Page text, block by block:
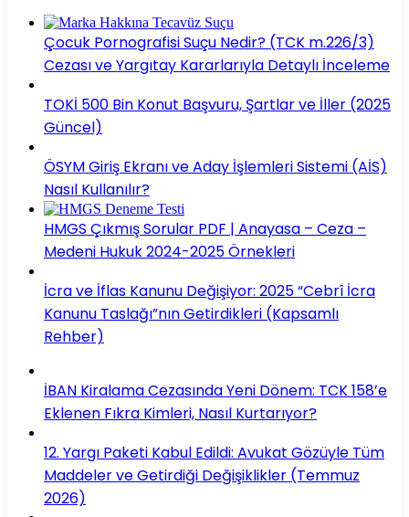
Çocuk Pornografisi Suçu Nedir? (TCK m.226/3)
Cezası ve Yargıtay Kararlarıyla Detaylı İnceleme
TOKİ 500 Bin Konut Başvuru, Şartlar ve İller (2025
Güncel)
ÖSYM Giriş Ekranı ve Aday İşlemleri Sistemi (AİS)
Nasıl Kullanılır?
HMGS Çıkmış Sorular PDF | Anayasa – Ceza –
Medeni Hukuk 2024-2025 Örnekleri
İcra ve İflas Kanunu Değişiyor: 2025 “Cebrî İcra
Kanunu Taslağı”nın Getirdikleri (Kapsamlı
Rehber)
İBAN Kiralama Cezasında Yeni Dönem: TCK 158’e
Eklenen Fıkra Kimleri, Nasıl Kurtarıyor?
12. Yargı Paketi Kabul Edildi: Avukat Gözüyle Tüm
Maddeler ve Getirdiği Değişiklikler (Temmuz
2026)